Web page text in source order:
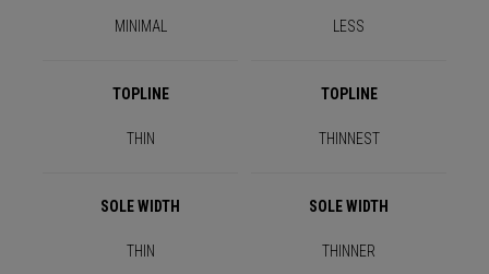
MINIMAL LESS
TOPLINE TOPLINE
THIN THINNEST
SOLE WIDTH SOLE WIDTH
THIN THINNER